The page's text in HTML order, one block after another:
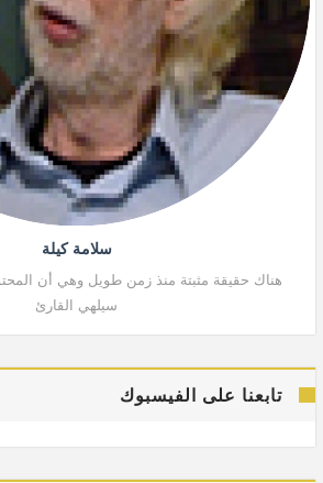
سلامة كيلة
هناك حقيقة مثبتة منذ زمن طويل وهي أن
سيلهي القارئ
تابعنا على الفيسبوك